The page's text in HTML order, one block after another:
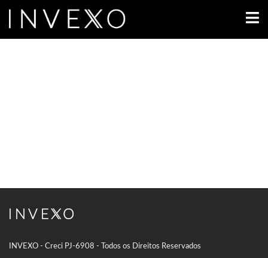
INVEXO - Creci PJ-6908 - Todos os Direitos Reservados